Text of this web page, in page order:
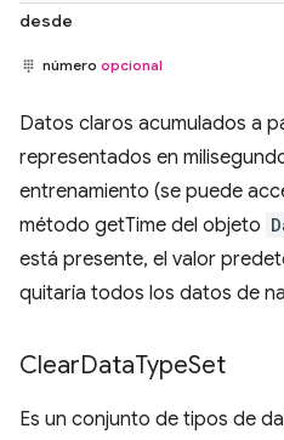
desde
número opcional
Datos claros acumulados a
representados en
entrenamiento (se puede
método getTime del objeto
está presente, el valor
quitaría todos los datos de
ClearDataTypeSet
Es un conjunto de tipos de